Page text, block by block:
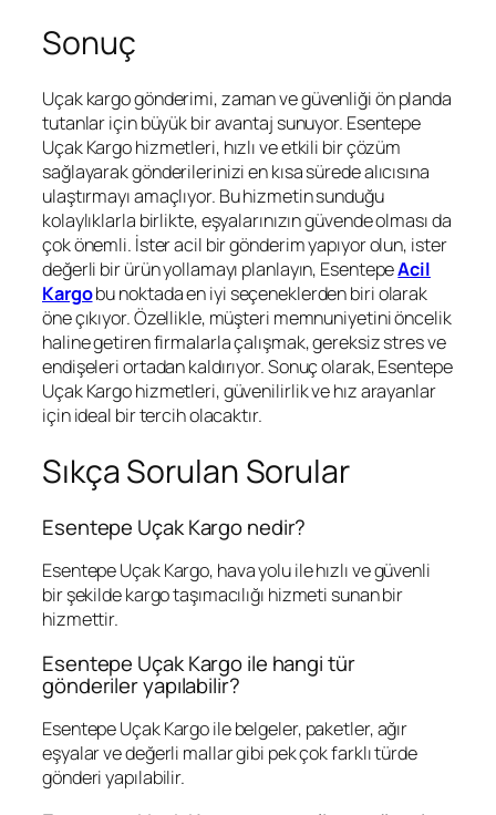
Sonuç
Uçak kargo gönderimi, zaman ve güvenliği ön planda
tutanlar için büyük bir avantaj sunuyor. Esentepe
Uçak Kargo hizmetleri, hızlı ve etkili bir çözüm
sağlayarak gönderilerinizi en kısa sürede alıcısına
ulaştırmayı amaçlıyor. Bu hizmetin sunduğu
kolaylıklarla birlikte, eşyalarınızın güvende olması da
çok önemli. İster acil bir gönderim yapıyor olun, ister
değerli bir ürün yollamayı planlayın, EsentepeAcil
Kargobu noktada en iyi seçeneklerden biri olarak
öne çıkıyor. Özellikle, müşteri memnuniyetini öncelik
haline getiren firmalarla çalışmak, gereksiz stres ve
endişeleri ortadan kaldırıyor. Sonuç olarak, Esentepe
Uçak Kargo hizmetleri, güvenilirlik ve hız arayanlar
için ideal bir tercih olacaktır.
Sıkça Sorulan Sorular
Esentepe Uçak Kargo nedir?
Esentepe Uçak Kargo, hava yolu ile hızlı ve güvenli
bir şekilde kargo taşımacılığı hizmeti sunan bir
hizmettir.
Esentepe Uçak Kargo ile hangi tür
gönderiler yapılabilir?
Esentepe Uçak Kargo ile belgeler, paketler, ağır
eşyalar ve değerli mallar gibi pek çok farklı türde
gönderi yapılabilir.